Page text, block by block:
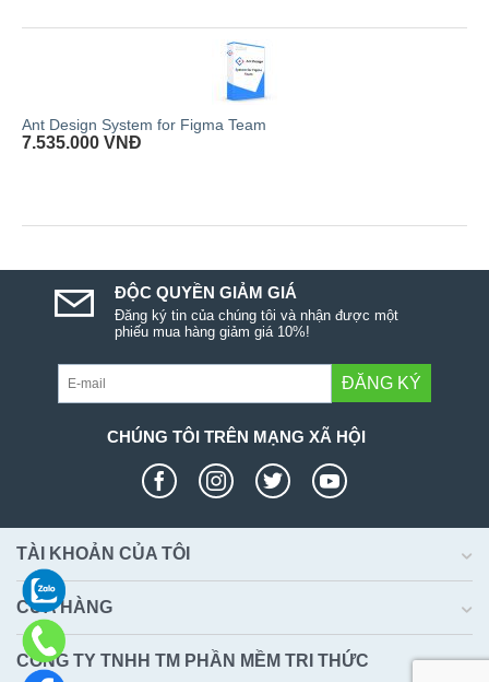
Ant Design System for Figma Team
7.535.000 VNĐ
ĐỘC QUYỀN GIẢM GIÁ
Đăng ký tin của chúng tôi và nhận được một
phiếu mua hàng giảm giá 10%!
ĐĂNG KÝ
CHÚNG TÔI TRÊN MẠNG XÃ HỘI
TÀI KHOẢN CỦA TÔI
CỬA HÀNG
CÔNG TY TNHH TM PHẦN MỀM TRI THỨC